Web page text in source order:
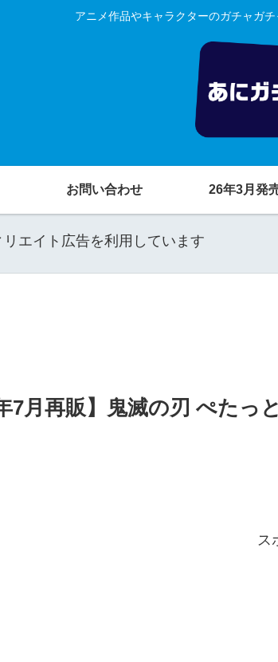
アニメ作品やキャラクターのガチャガ
お問い合わせ 26年3月発
エイト広告を利用しています
7月再販】鬼滅の刃 ぺた
ス